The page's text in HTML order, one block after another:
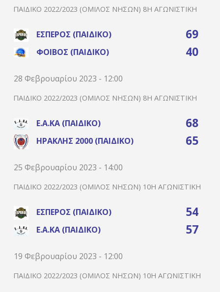
ΠΑΙΔΙΚΌ 2022/2023 (ΌΜΙΛΟΣ ΝΉΣΩΝ) 8Η ΑΓΩΝΙΣΤΙΚΉ
ΈΣΠΕΡΟΣ (ΠΑΙΔΙΚΌ) 69
ΦΟΊΒΟΣ (ΠΑΙΔΙΚΌ) 40
28 Φεβρουαρίου 2023 - 12:00
ΠΑΙΔΙΚΌ 2022/2023 (ΌΜΙΛΟΣ ΝΉΣΩΝ) 8Η ΑΓΩΝΙΣΤΙΚΉ
Ε.Α.ΚΑ (ΠΑΙΔΙΚΌ) 68
ΗΡΑΚΛΉΣ 2000 (ΠΑΙΔΙΚΌ) 65
25 Φεβρουαρίου 2023 - 14:00
ΠΑΙΔΙΚΌ 2022/2023 (ΌΜΙΛΟΣ ΝΉΣΩΝ) 10Η ΑΓΩΝΙΣΤΙΚΉ
ΈΣΠΕΡΟΣ (ΠΑΙΔΙΚΌ) 54
Ε.Α.ΚΑ (ΠΑΙΔΙΚΌ) 57
19 Φεβρουαρίου 2023 - 12:00
ΠΑΙΔΙΚΌ 2022/2023 (ΌΜΙΛΟΣ ΝΉΣΩΝ) 10Η ΑΓΩΝΙΣΤΙΚΉ